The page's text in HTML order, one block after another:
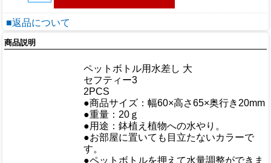
■返品について
商品説明
ペットボトル用水差し 大
セフティー3
2PCS
●商品サイズ：幅60×高さ65×奥行き20mm
●重量：20ｇ
●用途：鉢植え植物への水やり。
●お部屋に置いても目立たないカラーで
す。
●ペットボトルを押えて水量調整ができま